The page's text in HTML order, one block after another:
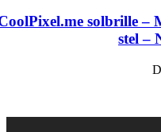
solbrille –
stel –